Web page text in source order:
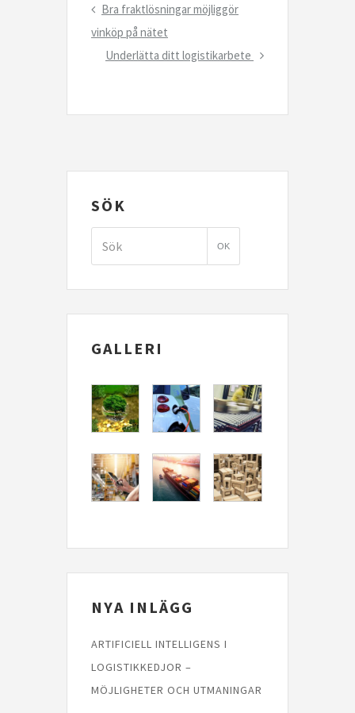
Inläggsnavigering
Previous
Post
Bra fraktlösningar möjliggör
vinköp på nätet
Next
Underlätta ditt logistikarbete
SÖK
GALLERI
NYA INLÄGG
ARTIFICIELL INTELLIGENS I
LOGISTIKKEDJOR –
MÖJLIGHETER OCH UTMANINGAR